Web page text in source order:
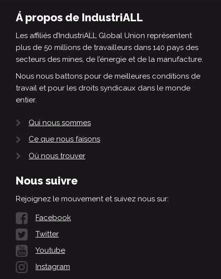
Á propos de IndustriALL
Les affiliés d’IndustriALL Global Union représentent
plus de 50 millions de travailleurs dans 140 pays des
secteurs des mines, de l’énergie et de la manufacture.
Nous nous battons pour de meilleures conditions de
travail et pour les droits syndicaux dans le monde
entier.
Qui nous sommes
Ce que nous faisons
Où nous trouver
Nous suivre
Rejoignez le mouvement et suivez nous sur:
Facebook
Twitter
Youtube
Instagram